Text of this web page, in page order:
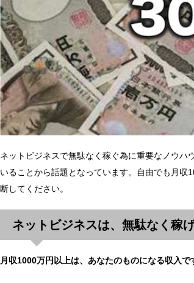
ネットビジネスで無駄なく稼ぐ為に重要なノウ
いることから話題となっています。自由でも月収
断してください。
ネットビジネスは、無駄なく稼げ
月収1000万円以上は、あなたのものになる収入で